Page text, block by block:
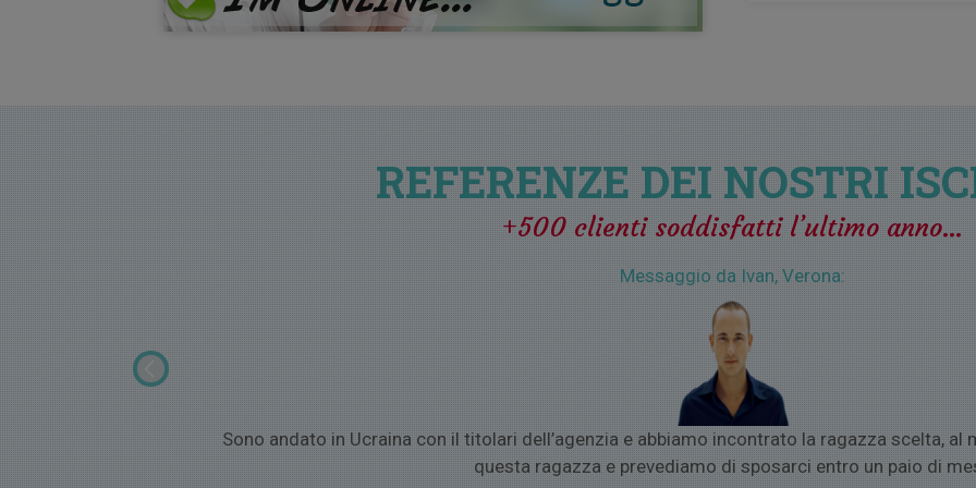
REFERENZE DEI NOSTRI
+500 clienti soddisfatti l’ultimo anno…
Messaggio da Ivan, Verona:
Sono andato in Ucraina con il titolari dell’agenzia e abbiamo incontrato la ragazza scelta,
questa ragazza e prevediamo di sposarci entro un paio di